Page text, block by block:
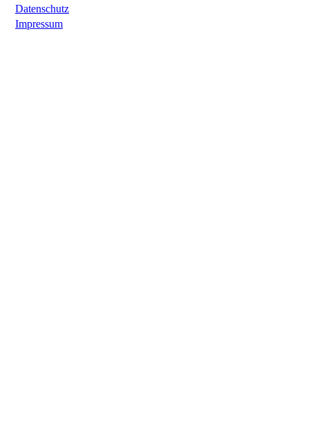
Datenschutz
Impressum